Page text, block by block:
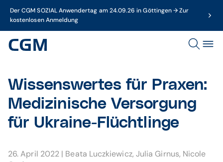
Der CGM SOZIAL Anwendertag am 24.09.26 in Göttingen → Zur
kostenlosen Anmeldung
Wissenswertes für Praxen:
Medizinische Versorgung
für Ukraine-Flüchtlinge
26. April 2022 | Beata Luczkiewicz, Julia Girnus, Nicole